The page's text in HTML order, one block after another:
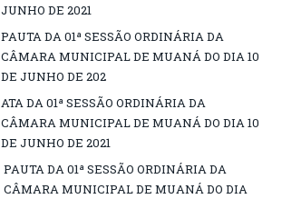
JUNHO DE 2021
PAUTA DA 01ª SESSÃO ORDINÁRIA DA
CÂMARA MUNICIPAL DE MUANÁ DO DIA 10
DE JUNHO DE 202
ATA DA 01ª SESSÃO ORDINÁRIA DA
CÂMARA MUNICIPAL DE MUANÁ DO DIA 10
DE JUNHO DE 2021
PAUTA DA 01ª SESSÃO ORDINÁRIA DA
CÂMARA MUNICIPAL DE MUANÁ DO DIA